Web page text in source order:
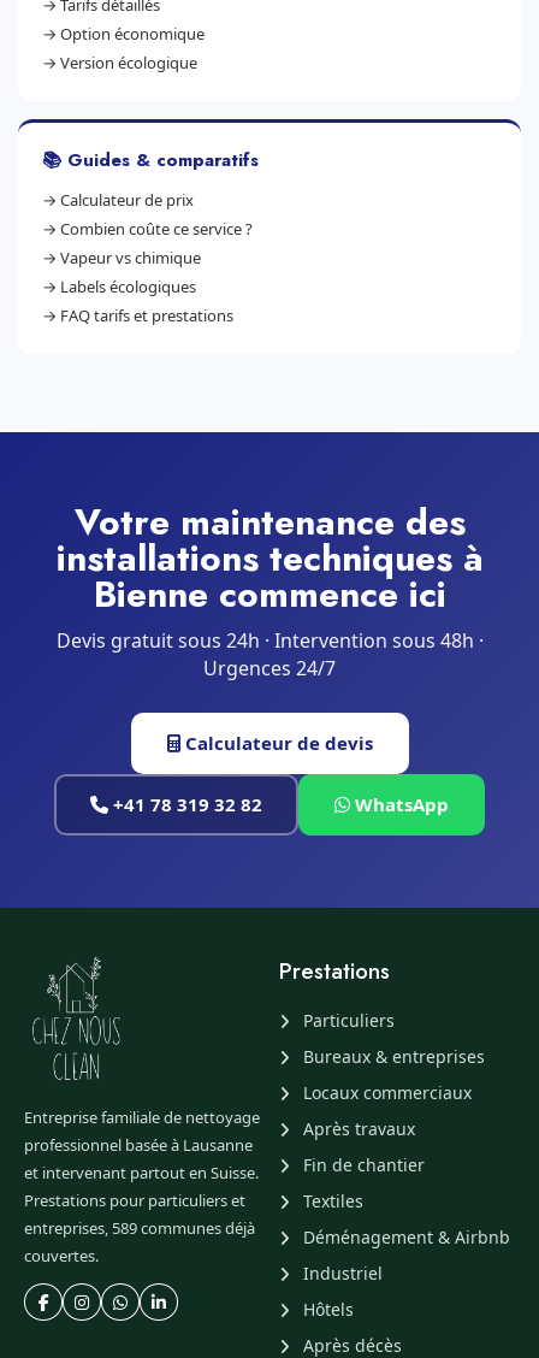
→ Tarifs détaillés
→ Option économique
→ Version écologique
📚 Guides & comparatifs
→ Calculateur de prix
→ Combien coûte ce service ?
→ Vapeur vs chimique
→ Labels écologiques
→ FAQ tarifs et prestations
Votre maintenance des
installations techniques à
Bienne commence ici
Devis gratuit sous 24h · Intervention sous 48h ·
Urgences 24/7
Calculateur de devis
+41 78 319 32 82 WhatsApp
Entreprise familiale de nettoyage
professionnel basée à Lausanne
et intervenant partout en Suisse.
Prestations pour particuliers et
entreprises, 589 communes déjà
couvertes.
Prestations
Particuliers
Bureaux & entreprises
Locaux commerciaux
Après travaux
Fin de chantier
Textiles
Déménagement & Airbnb
Industriel
Hôtels
Après décès